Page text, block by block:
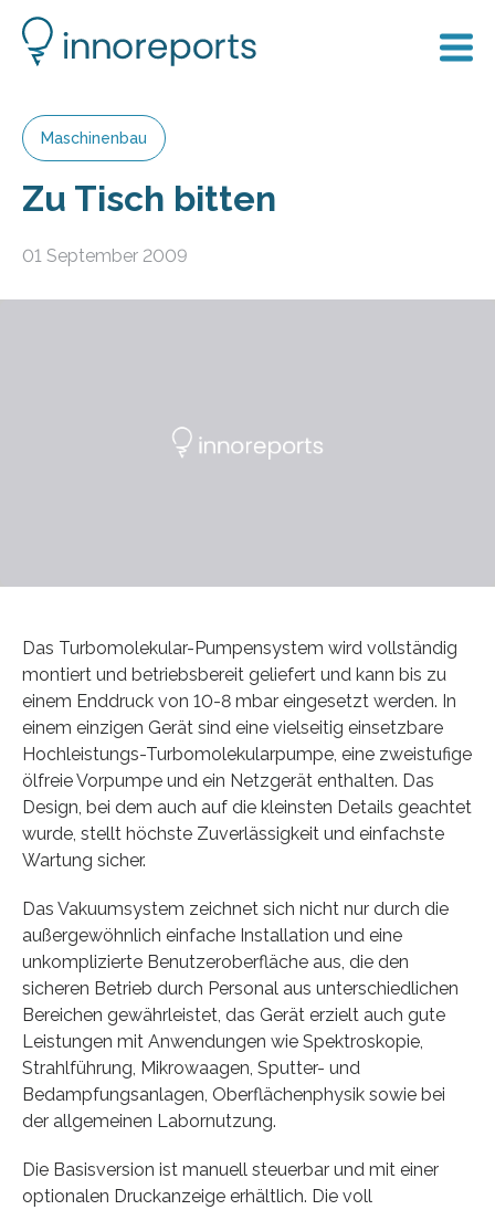
Maschinenbau
Zu Tisch bitten
01 September 2009
Das Turbomolekular-Pumpensystem wird vollständig
montiert und betriebsbereit geliefert und kann bis zu
einem Enddruck von 10-8 mbar eingesetzt werden. In
einem einzigen Gerät sind eine vielseitig einsetzbare
Hochleistungs-Turbomolekularpumpe, eine zweistufige
ölfreie Vorpumpe und ein Netzgerät enthalten. Das
Design, bei dem auch auf die kleinsten Details geachtet
wurde, stellt höchste Zuverlässigkeit und einfachste
Wartung sicher.
Das Vakuumsystem zeichnet sich nicht nur durch die
außergewöhnlich einfache Installation und eine
unkomplizierte Benutzeroberfläche aus, die den
sicheren Betrieb durch Personal aus unterschiedlichen
Bereichen gewährleistet, das Gerät erzielt auch gute
Leistungen mit Anwendungen wie Spektroskopie,
Strahlführung, Mikrowaagen, Sputter- und
Bedampfungsanlagen, Oberflächenphysik sowie bei
der allgemeinen Labornutzung.
Die Basisversion ist manuell steuerbar und mit einer
optionalen Druckanzeige erhältlich. Die voll